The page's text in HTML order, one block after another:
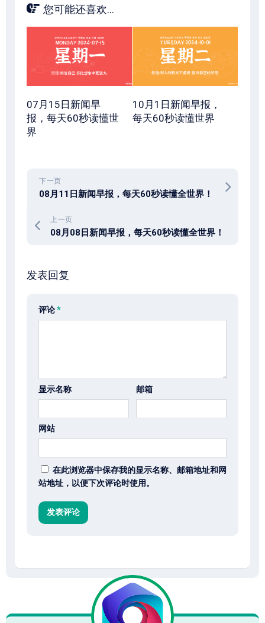
您可能还喜欢...
07月15日新闻早
报，每天60秒读懂世
界
10月1日新闻早报，
每天60秒读懂世界
下一页
08月11日新闻早报，每天60秒读懂全世界！
上一页
08月08日新闻早报，每天60秒读懂全世界！
发表回复
评论*
显示名称 邮箱
网站
在此浏览器中保存我的显示名称、邮箱地址和网
站地址，以便下次评论时使用。